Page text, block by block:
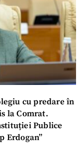
cu predare în
la Comrat.
Publice
Erdogan”